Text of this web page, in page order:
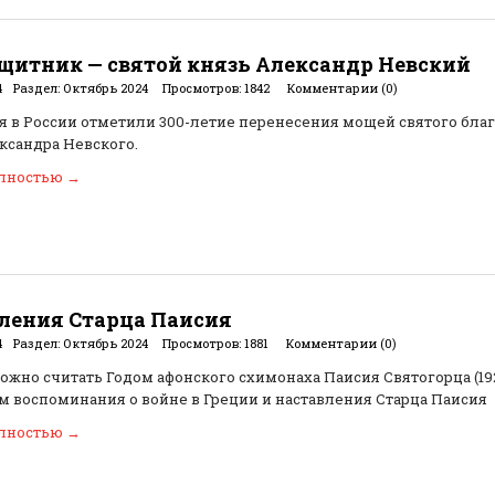
— святой князь Александр Невский
Раздел: Октябрь 2024 Просмотров: 1842 Комментарии (0)
в России отметили 300-летие перенесения мощей святого
Невского.
→
Старца Паисия
Раздел: Октябрь 2024 Просмотров: 1881 Комментарии (0)
считать Годом афонского схимонаха Паисия Святогорца
воспоминания о войне в Греции и наставления Старца Паисия
→